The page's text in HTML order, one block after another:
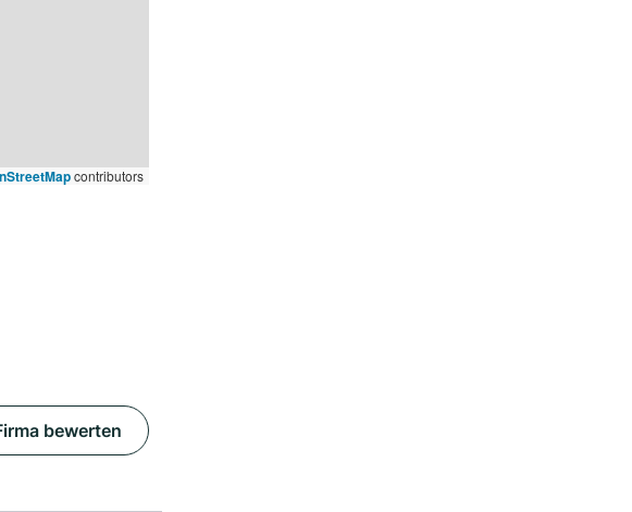
contributors
bewerten